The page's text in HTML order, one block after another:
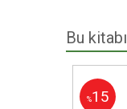
Bu
%15